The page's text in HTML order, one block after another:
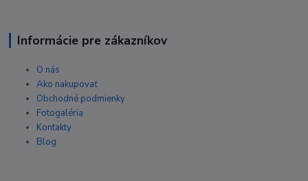
Informácie pre zákazníkov
O nás
Ako nakupovať
Obchodné podmienky
Fotogaléria
Kontakty
Blog